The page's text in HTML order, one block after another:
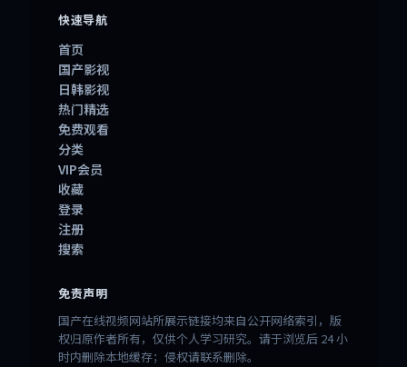
快速导航
首页
国产影视
日韩影视
热门精选
免费观看
分类
VIP会员
收藏
登录
注册
搜索
免责声明
国产在线视频网站所展示链接均来自公开网络索引，版
权归原作者所有，仅供个人学习研究。请于浏览后 24 小
时内删除本地缓存；侵权请联系删除。